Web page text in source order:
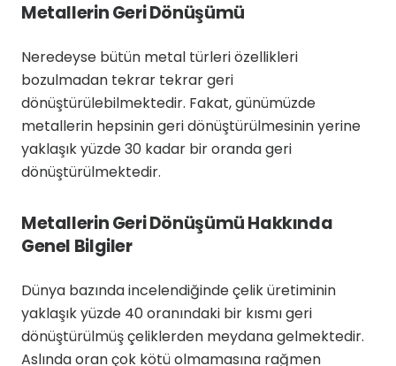
Metallerin Geri Dönüşümü
Neredeyse bütün metal türleri özellikleri
bozulmadan tekrar tekrar geri
dönüştürülebilmektedir. Fakat, günümüzde
metallerin hepsinin geri dönüştürülmesinin yerine
yaklaşık yüzde 30 kadar bir oranda geri
dönüştürülmektedir.
Metallerin Geri Dönüşümü Hakkında
Genel Bilgiler
Dünya bazında incelendiğinde çelik üretiminin
yaklaşık yüzde 40 oranındaki bir kısmı geri
dönüştürülmüş çeliklerden meydana gelmektedir.
Aslında oran çok kötü olmamasına rağmen